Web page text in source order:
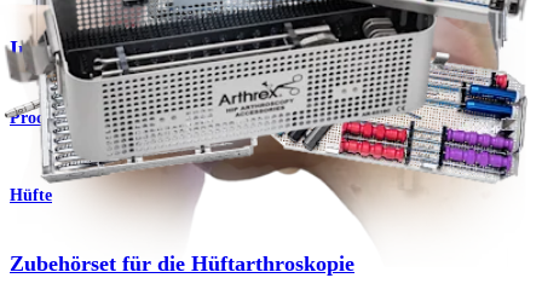
Instrumentenset für die Hüftgelenksarthroskopie
Produkt
Hüfte
Zubehörset für die Hüftarthroskopie